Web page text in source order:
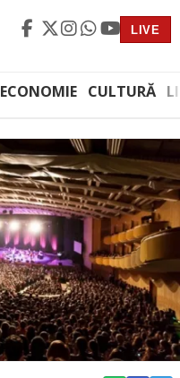
LIVE
ECONOMIE CULTURĂ